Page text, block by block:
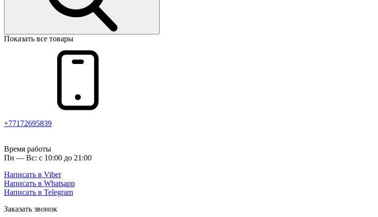
Показать все товары
+77172695839
Время работы
Пн — Вс: с 10:00 до 21:00
Написать в Viber
Написать в Whatsapp
Написать в Telegram
Заказать звонок